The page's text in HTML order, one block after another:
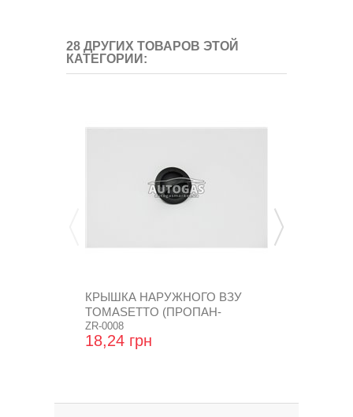
28 ДРУГИХ ТОВАРОВ ЭТОЙ
КАТЕГОРИИ:
КРЫШКА НАРУЖНОГО ВЗУ
TOMASETTO (ПРОПАН-
БУТАН),...
ZR-0008
18,24 грн